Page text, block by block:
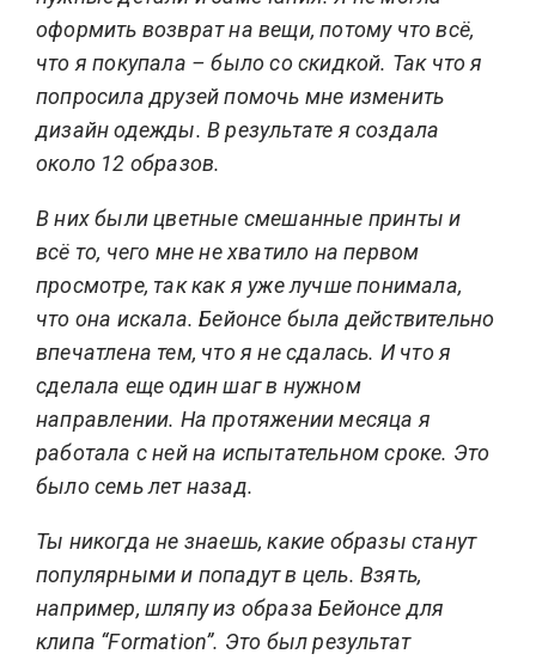
оформить возврат на вещи, потому что всё,
что я покупала – было со скидкой. Так что я
попросила друзей помочь мне изменить
дизайн одежды. В результате я создала
около 12 образов.
В них были цветные смешанные принты и
всё то, чего мне не хватило на первом
просмотре, так как я уже лучше понимала,
что она искала.Бейонсе была действительно
впечатлена тем, что я не сдалась. И что я
сделала еще один шаг в нужном
направлении. На протяжении месяца я
работала с ней на испытательном сроке. Это
было семь лет назад.
Ты никогда не знаешь, какие образы станут
популярными и попадут в цель. Взять,
например, шляпу из образа Бейонсе для
клипа “Formation”. Это был результат